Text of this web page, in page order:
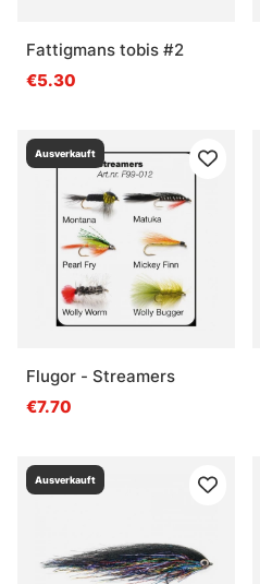
Fattigmans tobis #2
€5.30
Ausverkauft
Flugor - Streamers
€7.70
Ausverkauft